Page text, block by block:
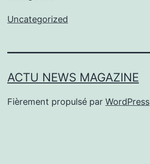
Uncategorized
ACTU NEWS MAGAZINE
Fièrement propulsé par WordPress